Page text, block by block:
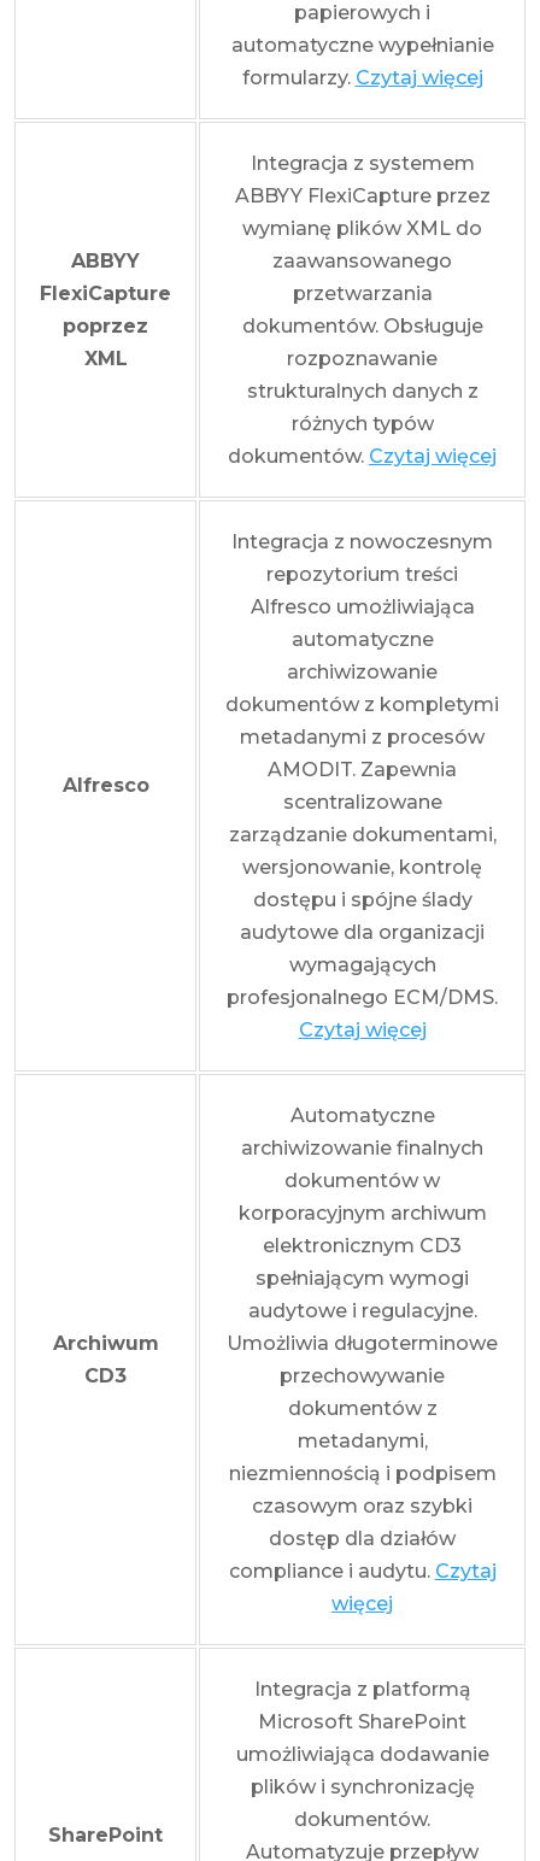
papierowych i
automatyczne wypełnianie
formularzy. Czytaj więcej
ABBYY
FlexiCapture
poprzez
XML
Integracja z systemem
ABBYY FlexiCapture przez
wymianę plików XML do
zaawansowanego
przetwarzania
dokumentów. Obsługuje
rozpoznawanie
strukturalnych danych z
różnych typów
dokumentów. Czytaj więcej
Alfresco
Integracja z nowoczesnym
repozytorium treści
Alfresco umożliwiająca
automatyczne
archiwizowanie
dokumentów z kompletymi
metadanymi z procesów
AMODIT. Zapewnia
scentralizowane
zarządzanie dokumentami,
wersjonowanie, kontrolę
dostępu i spójne ślady
audytowe dla organizacji
wymagających
profesjonalnego ECM/DMS.
Czytaj więcej
Archiwum
CD3
Automatyczne
archiwizowanie finalnych
dokumentów w
korporacyjnym archiwum
elektronicznym CD3
spełniającym wymogi
audytowe i regulacyjne.
Umożliwia długoterminowe
przechowywanie
dokumentów z
metadanymi,
niezmiennością i podpisem
czasowym oraz szybki
dostęp dla działów
compliance i audytu. Czytaj
więcej
SharePoint
Integracja z platformą
Microsoft SharePoint
umożliwiająca dodawanie
plików i synchronizację
dokumentów.
Automatyzuje przepływ